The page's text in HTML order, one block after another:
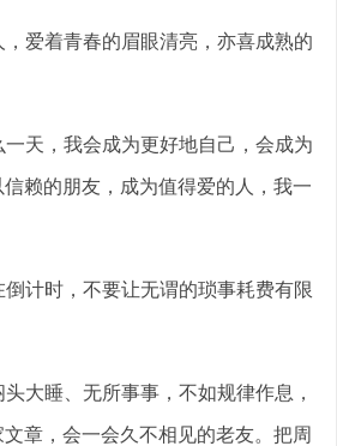
爱着青春的眉眼清亮，亦喜成熟的
天，我会成为更好地自己，会成为
赖的朋友，成为值得爱的人，我一
计时，不要让无谓的琐事耗费有限
大睡、无所事事，不如规律作息，
章，会一会久不相见的老友。把周